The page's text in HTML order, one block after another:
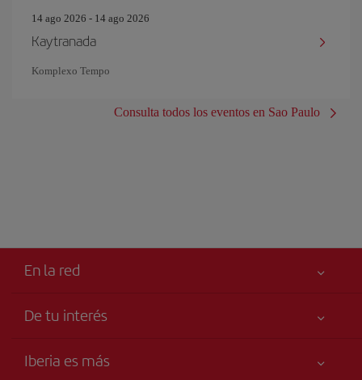
14 ago 2026 - 14 ago 2026
Kaytranada
Komplexo Tempo
Consulta todos los eventos en Sao Paulo
En la red
De tu interés
Tu seguridad es lo primero
Iberia es más